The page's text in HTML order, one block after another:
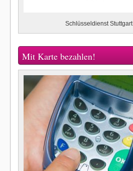
Schlüsseldienst Stuttgart
Mit Karte bezahlen!